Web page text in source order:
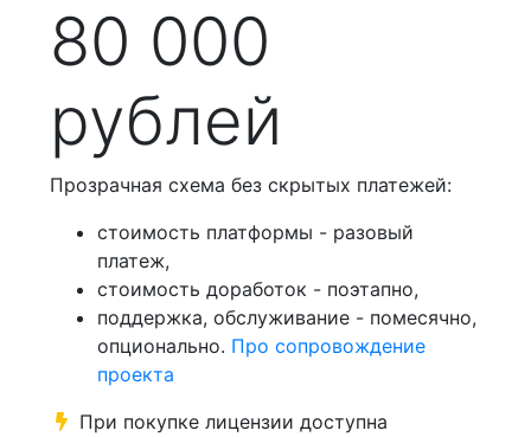
80 000
рублей
Прозрачная схема без скрытых платежей:
стоимость платформы - разовый
платеж,
стоимость доработок - поэтапно,
поддержка, обслуживание - помесячно,
опционально. Про сопровождение
проекта
При покупке лицензии доступна